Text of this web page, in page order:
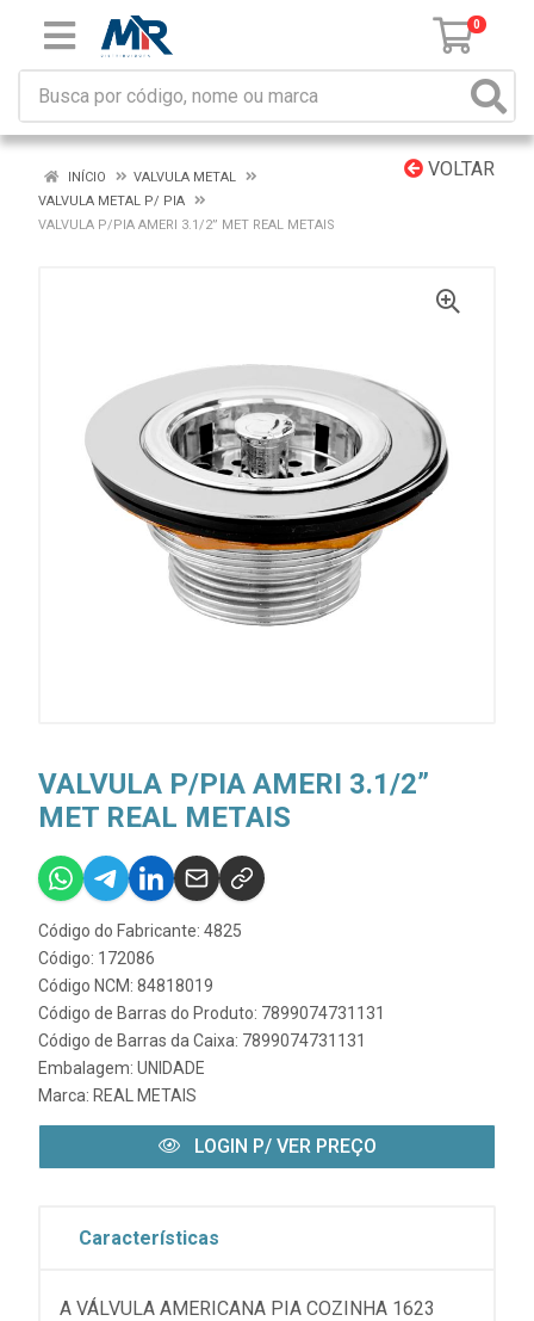
0
VOLTAR
INÍCIO
VALVULA METAL
VALVULA METAL P/ PIA
VALVULA P/PIA AMERI 3.1/2” MET REAL METAIS
VALVULA P/PIA AMERI 3.1/2”
MET REAL METAIS
Código do Fabricante: 4825
Código: 172086
Código NCM: 84818019
Código de Barras do Produto: 7899074731131
Código de Barras da Caixa: 7899074731131
Embalagem: UNIDADE
Marca: REAL METAIS
LOGIN P/ VER PREÇO
Características
A VÁLVULA AMERICANA PIA COZINHA 1623